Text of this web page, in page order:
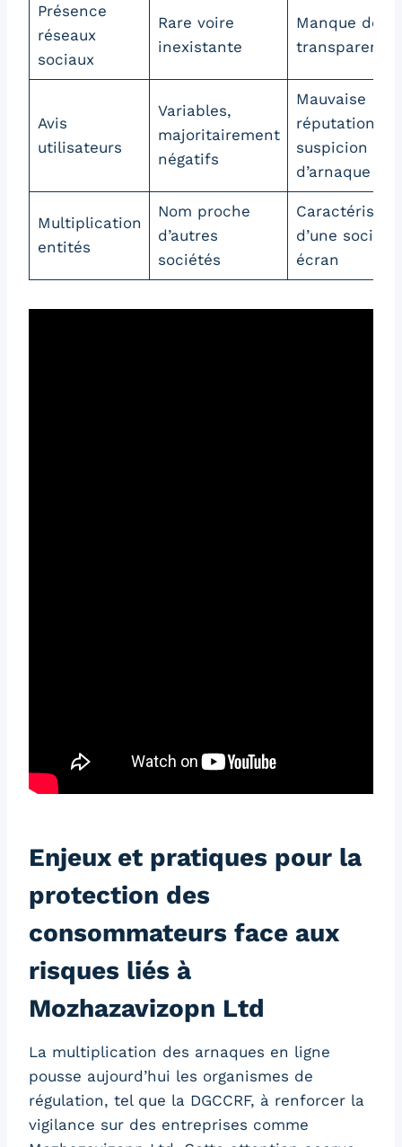
Présence
réseaux
sociaux
Rare voire
inexistante
Manque de
transparence
Avis
utilisateurs
Variables,
majoritairement
négatifs
Mauvaise
réputation ou
suspicion
d’arnaque
Multiplication
entités
Nom proche
d’autres
sociétés
d’une société
écran
Enjeux et pratiques pour la
protection des
consommateurs face aux
risques liés à
Mozhazavizopn Ltd
La multiplication des arnaques en ligne
pousse aujourd’hui les organismes de
régulation, tel que la DGCCRF, à renforcer la
vigilance sur des entreprises comme